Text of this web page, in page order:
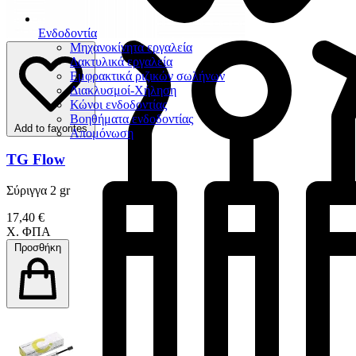
Ενδοδοντία
Μηχανοκίνητα εργαλεία
Δακτυλικά εργαλεία
Εμφρακτικά ριζικών σωλήνων
Διακλυσμοί-Χήληση
Κώνοι ενδοδοντίας
Βοηθήματα ενδοδοντίας
Απομόνωση
Add to favorites
TG Flow
Σύριγγα 2 gr
17,40 €
Χ. ΦΠΑ
Προσθήκη